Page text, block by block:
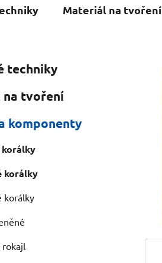
Materiál na tvoření
techniky
tvoření
komponenty
korálky
korálky
korálky
rokajl